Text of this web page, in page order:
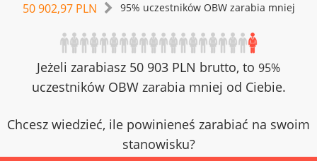
50 902,97 PLN 95% uczestników OBW zarabia mniej
Jeżeli zarabiasz 50 903 PLN brutto, to 95%
uczestników OBW zarabia mniej od Ciebie.
Chcesz wiedzieć, ile powinieneś zarabiać na swoim
stanowisku?